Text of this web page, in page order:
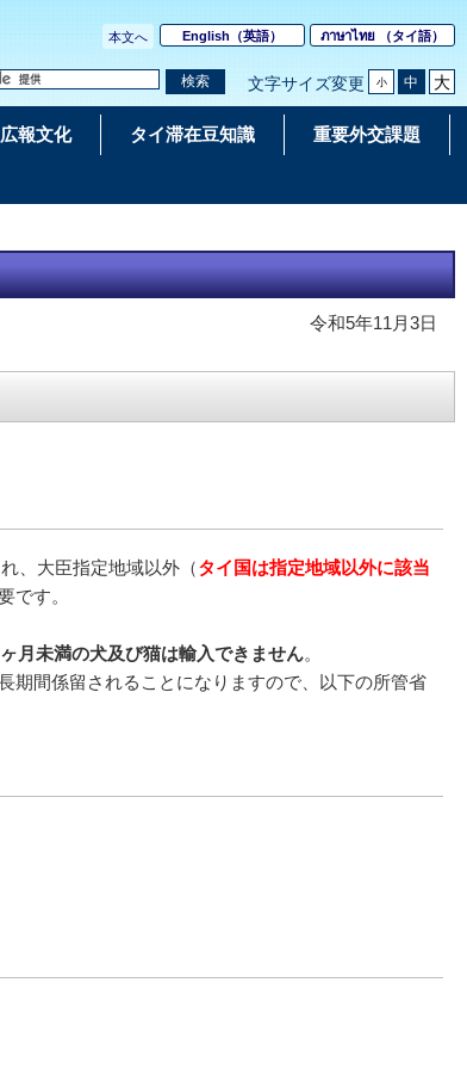
本文へ English （英語） ภาษาไทย（タイ語）
検索 文字サイズ変更 小 中 大
広報文化 タイ滞在豆知識
重要外交課題
令和5年11月3日
、大臣指定地域以外（タイ国は指定地域以外に該当
です。
月未満の犬及び猫は輸入できません。
期間係留されることになりますので、以下の所管省